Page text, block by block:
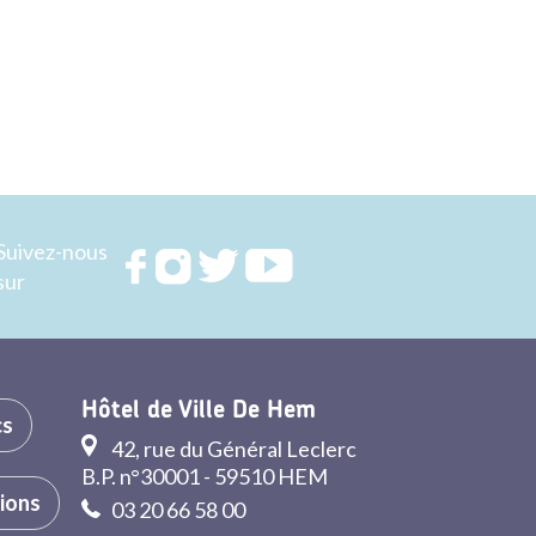
nous
RejoignezRejoignezRejoignez
Hôtel de Ville De Hem
42, rue du Général Leclerc
B.P. n°30001 - 59510 HEM
03 20 66 58 00